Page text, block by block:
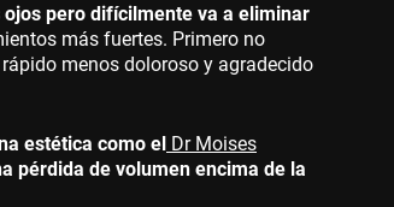
pero difícilmente va a eliminar
más fuertes. Primero no
menos doloroso y agradecido
estética como el Dr Moises
pérdida de volumen encima de la